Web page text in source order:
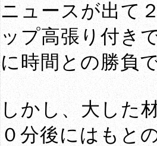
ニュースが出て
ップ高張り付き
に時間との勝負
しかし、大した
０分後にはもと